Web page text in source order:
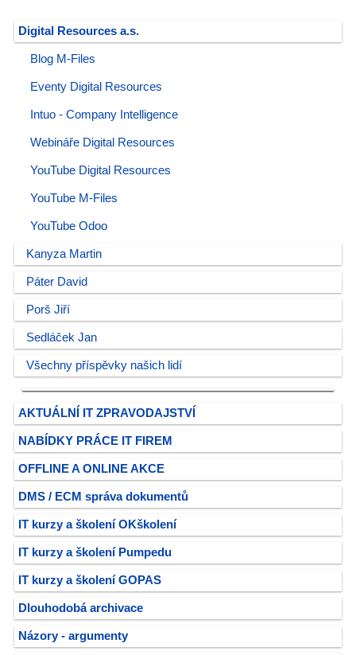
Digital Resources a.s.
Blog M-Files
Eventy Digital Resources
Intuo - Company Intelligence
Webináře Digital Resources
YouTube Digital Resources
YouTube M-Files
YouTube Odoo
Kanyza Martin
Páter David
Porš Jiří
Sedláček Jan
Všechny příspěvky našich lidí
AKTUÁLNÍ IT ZPRAVODAJSTVÍ
NABÍDKY PRÁCE IT FIREM
OFFLINE A ONLINE AKCE
DMS / ECM správa dokumentů
IT kurzy a školení OKškolení
IT kurzy a školení Pumpedu
IT kurzy a školení GOPAS
Dlouhodobá archivace
Názory - argumenty